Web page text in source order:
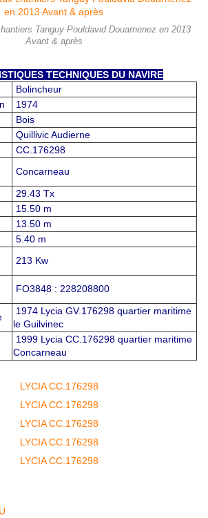
Tanguy Pouldavid Douarnenez en 2013
Avant & après
TECHNIQUES DU NAVIRE
Bolincheur
1974
Bois
Quillivic Audierne
CC.176298
Concarneau
29.43 Tx
15.50 m
13.50 m
5.40 m
213 Kw
FO3848 : 228208800
1974 Lycia GV.176298 quartier maritime
le Guilvinec
1999 Lycia CC.176298 quartier maritime
Concarneau